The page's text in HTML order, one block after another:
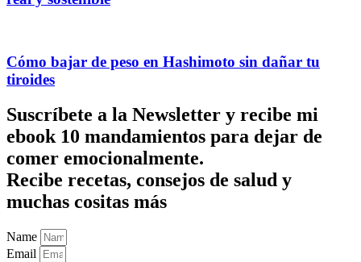
Cómo bajar de peso en Hashimoto sin dañar tu
tiroides
Suscríbete a la Newsletter y recibe mi
ebook 10 mandamientos para dejar de
comer emocionalmente.
Recibe recetas, consejos de salud y
muchas cositas más
Name
Email